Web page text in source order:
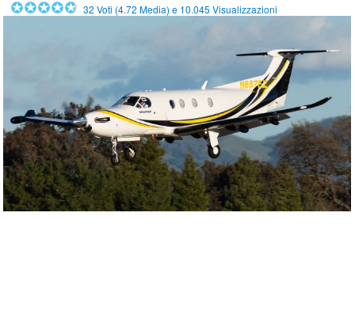
32 Voti (4.72 Media) e 10.045 Visualizzazioni